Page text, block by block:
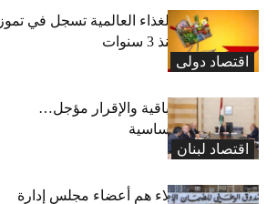
اقتصاد دولی
“الفاو”: أسعار الغذاء العالمية تسجل في تموز
أعلى مستوى منذ 3 سنوات
اقتصاد لبنان
رسوم النفايات باقية والإقرار مؤجل…
واستثناء لمواد أساسية
بعد 19 عاماً: هؤلاء هم أعضاء مجلس إدارة